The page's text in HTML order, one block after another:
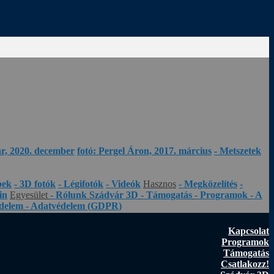
2020. december fotó: Pergel Áron, 2017. március - Metszetek
- 3D fotók - Légifotók - Videók Hasznos - Megközelítés -
Egyesület - Rólunk Szádvár 3D - Támogatás - Programok - A
- Adatvédelem (GDPR)
Kapcsolat
Programok
Támogatás
Csatlakozz!